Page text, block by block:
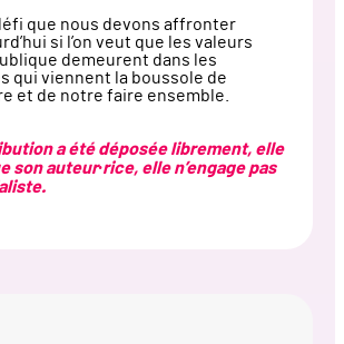
que nous devons affronter
si l’on veut que les valeurs
demeurent dans les
qui viennent la boussole de
et de notre faire ensemble.
a été déposée librement, elle
son auteur·rice, elle n’engage pas